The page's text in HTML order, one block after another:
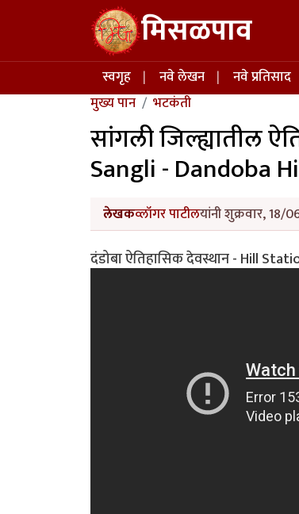
Skip to main content मिसळपाव
Main navigation
स्वगृह नवे लेखन नवे प्रतिसाद
मुख्य पान
भटकंती
सांगली जिल्ह्यातील
Sangli - Dandoba
लेखकव्लॉगर पाटीलयांनी शुक्रवार, 18/
दंडोबा ऐतिहासिक देवस्थान - Hill